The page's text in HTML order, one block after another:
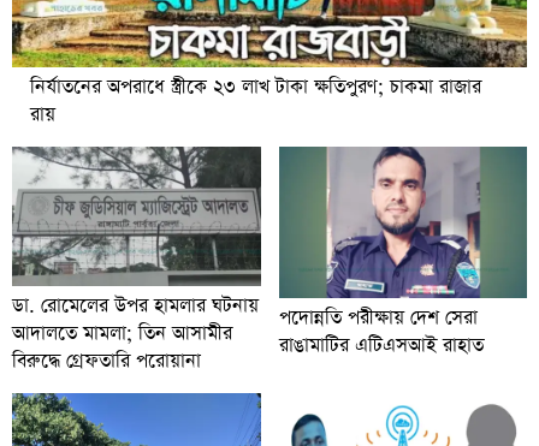
নির্যাতনের অপরাধে স্ত্রীকে ২৩ লাখ টাকা ক্ষতিপুরণ; চাকমা রাজার
রায়
ডা. রোমেলের উপর হামলার ঘটনায়
আদালতে মামলা; তিন আসামীর
বিরুদ্ধে গ্রেফতারি পরোয়ানা
পদোন্নতি পরীক্ষায় দেশ সেরা
রাঙামাটির এটিএসআই রাহাত